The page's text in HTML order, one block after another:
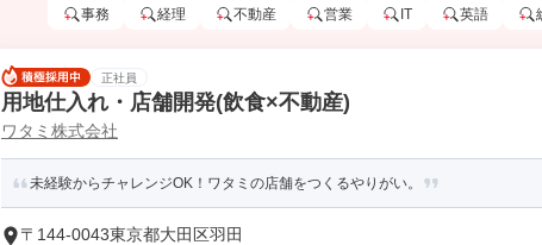
事務 経理 不動産 営業 IT 英語
正社員
用地仕入れ・店舗開発(飲食×不動産)
ワタミ株式会社
未経験からチャレンジOK！ワタミの店舗をつくるやりがい。
〒144-0043東京都大田区羽田